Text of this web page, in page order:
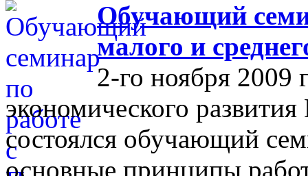
Обучающий
малого и
2-го ноября 2009
экономического
состоялся обучающий
основные принципы